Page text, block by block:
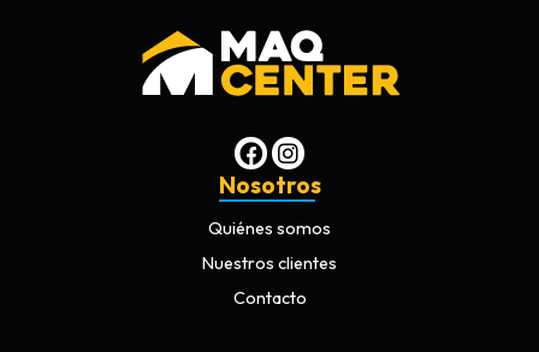
Nosotros
Quiénes somos
Nuestros clientes
Contacto